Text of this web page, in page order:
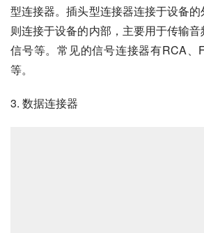
型连接器。插头型连接器连接于设备
则连接于设备的内部，主要用于传输
信号等。常见的信号连接器有RCA、
等。
3. 数据连接器